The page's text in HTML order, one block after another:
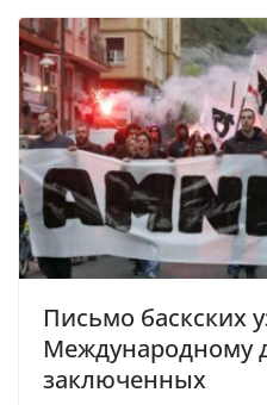
Письмо баскских
Международному
заключенных